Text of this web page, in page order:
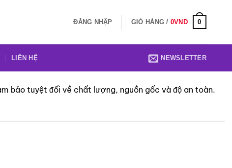
ĐĂNG NHẬP GIỎ HÀNG / 0VND 0
LIÊN HỆ NEWSLETTER
bảo tuyệt đối về chất lượng, nguồn gốc và độ an toàn.